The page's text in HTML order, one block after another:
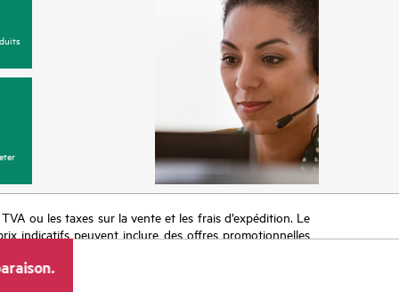
ou les taxes sur la vente et les frais d’expédition. Le
indicatifs peuvent inclure des offres promotionnelles